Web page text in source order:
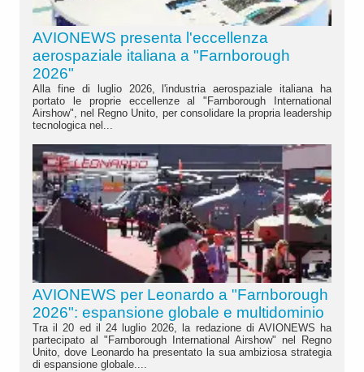
AVIONEWS presenta l'eccellenza
aerospaziale italiana a "Farnborough
2026"
Alla fine di luglio 2026, l'industria aerospaziale italiana ha
portato le proprie eccellenze al "Farnborough International
Airshow", nel Regno Unito, per consolidare la propria leadership
tecnologica nel...
AVIONEWS per Leonardo a "Farnborough
2026": espansione globale e multidominio
Tra il 20 ed il 24 luglio 2026, la redazione di AVIONEWS ha
partecipato al "Farnborough International Airshow" nel Regno
Unito, dove Leonardo ha presentato la sua ambiziosa strategia
di espansione globale....